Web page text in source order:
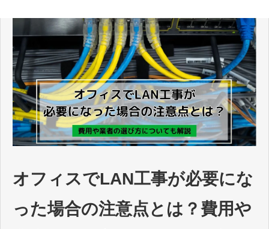
オフィスでLAN工事が必要にな
った場合の注意点とは？費用や